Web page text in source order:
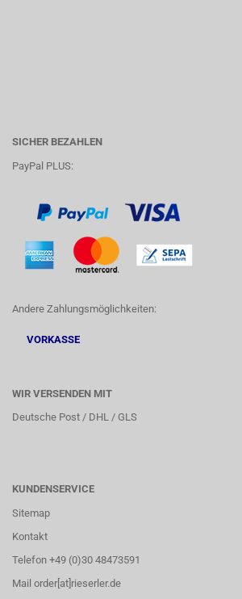
SICHER BEZAHLEN
PayPal PLUS:
Andere Zahlungsmöglichkeiten:
VORKASSE
WIR VERSENDEN MIT
Deutsche Post / DHL / GLS
KUNDENSERVICE
Sitemap
Kontakt
Telefon +49 (0)30 48473591
Mail order[at]rieserler.de